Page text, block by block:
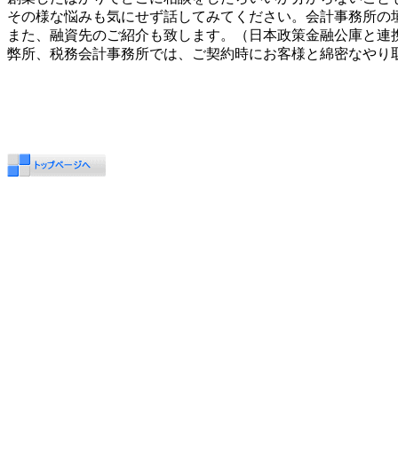
その様な悩みも気にせず話してみてください。会計事務所
また、融資先のご紹介も致します。（日本政策金融公庫と連
弊所、税務会計事務所では、ご契約時にお客様と綿密なや